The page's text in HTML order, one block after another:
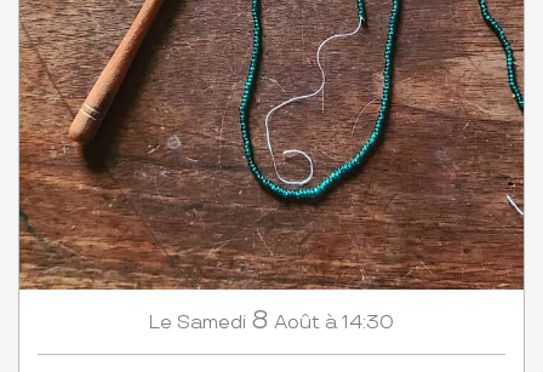
Le Samedi 8 Août à 14:30